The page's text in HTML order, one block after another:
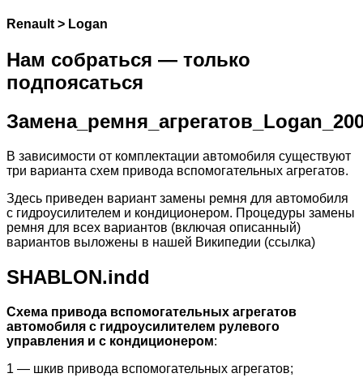
Renault > Logan
Нам собраться — только
подпоясаться
В зависимости от комплектации автомобиля существуют
три варианта схем привода вспомогательных агрегатов.
Здесь приведен вариант замены ремня для автомобиля
с гидроусилителем и кондиционером. Процедуры замены
ремня для всех вариантов (включая описанный)
вариантов выложены в нашей Википедии (ссылка)
SHABLON.indd
Схема привода вспомогательных агрегатов
автомобиля с гидроусилителем рулевого
управления и с кондиционером:
1 — шкив привода вспомогательных агрегатов;